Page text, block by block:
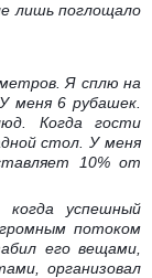
лишь поглощало
Я сплю на
меня 6 рубашек.
Когда гости
стол. У меня
10% от
успешный
потоком
его вещами,
организовал